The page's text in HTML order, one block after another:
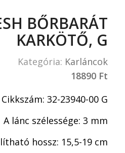
BŐRBARÁT
KARKÖTŐ, G
Kategória: Karláncok
18890 Ft
Cikkszám: 32-23940-00 G
A lánc szélessége: 3 mm
hossz: 15,5-19 cm